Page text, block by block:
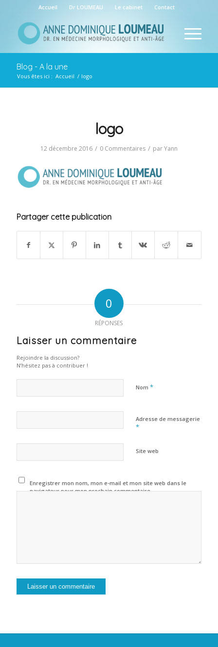
Accueil Dr LOUMEAU Le cabinet Contact
Blog - A la une
Vous êtes ici : Accueil / logo
logo
12 décembre 2016 / 0 Commentaires / parYann
Partager cette publication
0
RÉPONSES
Laisser un commentaire
Rejoindre la discussion?
N’hésitez pas à contribuer !
Nom *
Adresse de messagerie
*
Site web
Enregistrer mon nom, mon e-mail et mon site web dans le
navigateur pour mon prochain commentaire.